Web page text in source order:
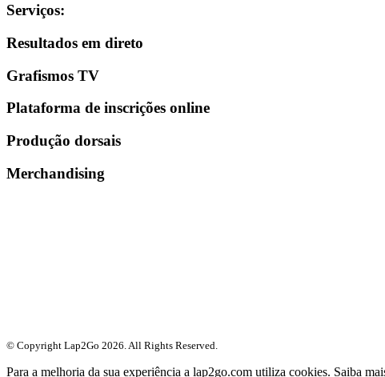
Serviços:
Resultados em direto
Grafismos TV
Plataforma de inscrições online
Produção dorsais
Merchandising
© Copyright Lap2Go 2026. All Rights Reserved.
Para a melhoria da sua experiência a lap2go.com utiliza cookies. Saiba